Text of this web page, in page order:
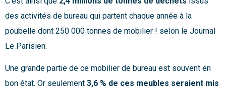
des activités de bureau qui partent chaque année à la
poubelle dont 250 000 tonnes de mobilier ! selon le Journal
Le Parisien.
Une grande partie de ce mobilier de bureau est souvent en
bon état. Or seulement 3,6 % de ces meubles seraient mis